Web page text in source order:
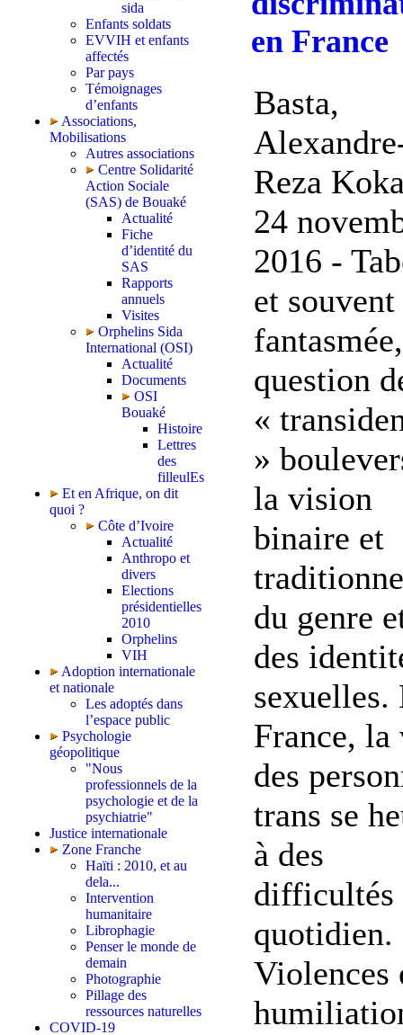
sida
Enfants soldats
EVVIH et enfants
affectés
Par pays
Témoignages
d’enfants
Associations,
Mobilisations
Autres associations
Centre Solidarité
Action Sociale
(SAS) de Bouaké
Actualité
Fiche
d’identité du
SAS
Rapports
annuels
Visites
Orphelins Sida
International (OSI)
Actualité
Documents
OSI
Bouaké
Histoire
Lettres
des
filleulEs
Et en Afrique, on dit
quoi ?
Côte d’Ivoire
Actualité
Anthropo et
divers
Elections
présidentielles
2010
Orphelins
VIH
Adoption internationale
et nationale
Les adoptés dans
l’espace public
Psychologie
géopolitique
"Nous
professionnels de la
psychologie et de la
psychiatrie"
Justice internationale
Zone Franche
Haïti : 2010, et au
dela...
Intervention
humanitaire
Librophagie
Penser le monde de
demain
Photographie
Pillage des
ressources naturelles
COVID-19
en France
Basta,
Reza
24
2016 -
et souvent
question
«
»
la vision
binaire et
du genre
des
sexuelles.
France, la
des
trans se
à des
difficultés
quotidien.
Violences